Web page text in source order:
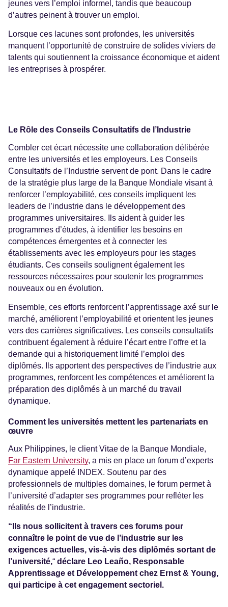
jeunes vers l’emploi informel, tandis que beaucoup
d’autres peinent à trouver un emploi.
Lorsque ces lacunes sont profondes, les universités
manquent l’opportunité de construire de solides viviers de
talents qui soutiennent la croissance économique et aident
les entreprises à prospérer.
Le Rôle des Conseils Consultatifs de l’Industrie
Combler cet écart nécessite une collaboration délibérée
entre les universités et les employeurs. Les Conseils
Consultatifs de l’Industrie servent de pont. Dans le cadre
de la stratégie plus large de la Banque Mondiale visant à
renforcer l’employabilité, ces conseils impliquent les
leaders de l’industrie dans le développement des
programmes universitaires. Ils aident à guider les
programmes d’études, à identifier les besoins en
compétences émergentes et à connecter les
établissements avec les employeurs pour les stages
étudiants. Ces conseils soulignent également les
ressources nécessaires pour soutenir les programmes
nouveaux ou en évolution.
Ensemble, ces efforts renforcent l’apprentissage axé sur le
marché, améliorent l’employabilité et orientent les jeunes
vers des carrières significatives. Les conseils consultatifs
contribuent également à réduire l’écart entre l’offre et la
demande qui a historiquement limité l’emploi des
diplômés. Ils apportent des perspectives de l’industrie aux
programmes, renforcent les compétences et améliorent la
préparation des diplômés à un marché du travail
dynamique.
Comment les universités mettent les partenariats en
œuvre
Aux Philippines, le client Vitae de la Banque Mondiale,
Far Eastern University, a mis en place un forum d’experts
dynamique appelé INDEX. Soutenu par des
professionnels de multiples domaines, le forum permet à
l’université d’adapter ses programmes pour refléter les
réalités de l’industrie.
“Ils nous sollicitent à travers ces forums pour
connaître le point de vue de l’industrie sur les
exigences actuelles, vis-à-vis des diplômés sortant de
l’université,“déclare Leo Leaño, Responsable
Apprentissage et Développement chez Ernst & Young,
qui participe à cet engagement sectoriel.